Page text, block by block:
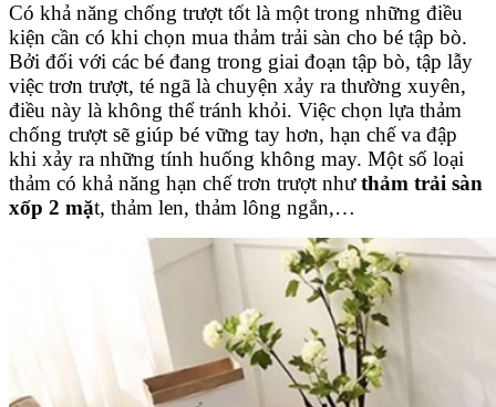
Có khả năng chống trượt tốt là một trong những điều
kiện cần có khi chọn mua thảm trải sàn cho bé tập bò.
Bởi đối với các bé đang trong giai đoạn tập bò, tập lẫy
việc trơn trượt, té ngã là chuyện xảy ra thường xuyên,
điều này là không thể tránh khỏi. Việc chọn lựa thảm
chống trượt sẽ giúp bé vững tay hơn, hạn chế va đập
khi xảy ra những tính huống không may. Một số loại
thảm có khả năng hạn chế trơn trượt nhưthảm trải sàn
xốp 2 mặt, thảm len, thảm lông ngắn,…